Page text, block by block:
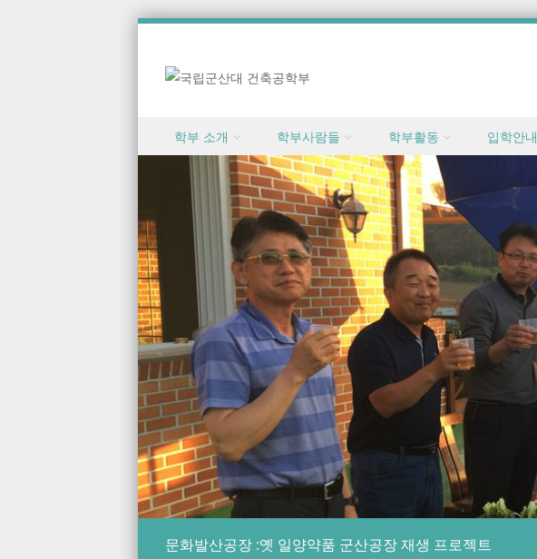
Menu
Skip to content
학부 소개 학부사람들 학부활동 입학안내
문화발산공장 :옛 일양약품 군산공장 재생 프로젝트